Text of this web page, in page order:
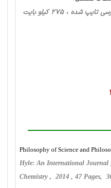
، کلیه گرایش ها، 14 صفحه فارسی تایپ شده ، 275 کیلو بایت
Philosophy of Science and
Hyle: An International Journal
Chemistry , 2014 , 47 Pages,